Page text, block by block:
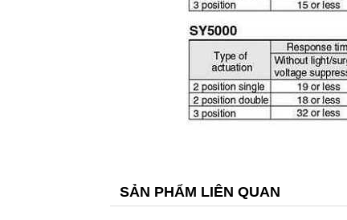
SẢN PHẨM LIÊN QUAN